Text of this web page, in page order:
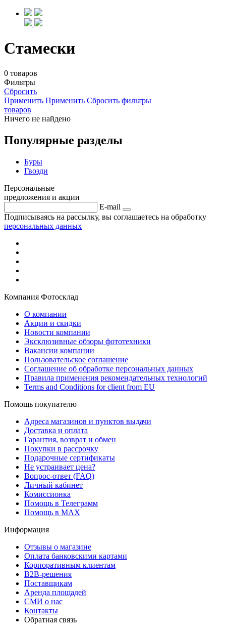
Стамески
0 товаров
Фильтры
Сбросить
Применить Применить Сбросить фильтры
товаров
Ничего не найдено
Популярные разделы
Буры
Гвозди
Персональные
предложения и акции
E-mail
Подписываясь на рассылку, вы соглашаетесь на обработку
персональных данных
Компания Фотосклад
О компании
Акции и скидки
Новости компании
Эксклюзивные обзоры фототехники
Вакансии компании
Пользовательское соглашение
Соглашение об обработке персональных данных
Правила применения рекомендательных технологий
Terms and Conditions for client from EU
Помощь покупателю
Адреса магазинов и пунктов выдачи
Доставка и оплата
Гарантия, возврат и обмен
Покупки в рассрочку
Подарочные сертификаты
Не устраивает цена?
Вопрос-ответ (FAQ)
Личный кабинет
Комиссионка
Помощь в Телеграмм
Помощь в MAX
Информация
Отзывы о магазине
Оплата банковскими картами
Корпоративным клиентам
B2B-решения
Поставщикам
Аренда площадей
СМИ о нас
Контакты
Обратная связь